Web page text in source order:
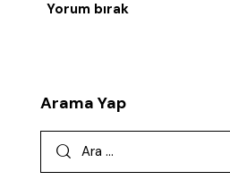
Arama Yap